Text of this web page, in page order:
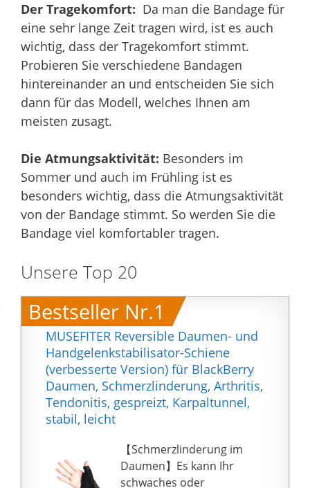
Der Tragekomfort: Da man die Bandage für
eine sehr lange Zeit tragen wird, ist es auch
wichtig, dass der Tragekomfort stimmt.
Probieren Sie verschiedene Bandagen
hintereinander an und entscheiden Sie sich
dann für das Modell, welches Ihnen am
meisten zusagt.
Die Atmungsaktivität: Besonders im
Sommer und auch im Frühling ist es
besonders wichtig, dass die Atmungsaktivität
von der Bandage stimmt. So werden Sie die
Bandage viel komfortabler tragen.
Unsere Top 20
Bestseller Nr.1
MUSEFITER Reversible Daumen- und
Handgelenkstabilisator-Schiene
(verbesserte Version) für BlackBerry
Daumen, Schmerzlinderung, Arthritis,
Tendonitis, gespreizt, Karpaltunnel,
stabil, leicht
【Schmerzlinderung im
Daumen】Es kann Ihr
schwaches oder